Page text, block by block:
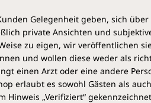
Gelegenheit geben, sich
private Ansichten und
zu eigen, wir veröffentlichen
und wollen diese weder als
einen Arzt oder eine andere
erlaubt es sowohl Gästen als
„Verifiziert“